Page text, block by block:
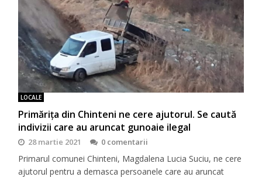
LOCALE
Primărița din Chinteni ne cere ajutorul. Se caută
indivizii care au aruncat gunoaie ilegal
28 martie 2021 0 comentarii
Primarul comunei Chinteni, Magdalena Lucia Suciu, ne cere
ajutorul pentru a demasca persoanele care au aruncat